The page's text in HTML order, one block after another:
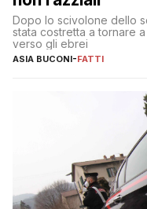
Dopo lo scivolone dello
stata costretta a tornare
verso gli ebrei
ASIA BUCONI-FATTI